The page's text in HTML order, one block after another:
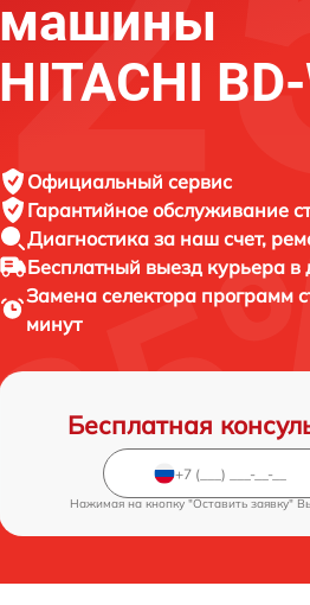
машины
HITACHI
Официальный сервис
Гарантийное обслуживание
Диагностика за наш счет,
Бесплатный выезд курьера в
Замена селектора программ
минут
Бесплатная
Нажимая на кнопку "Оставить заявку"